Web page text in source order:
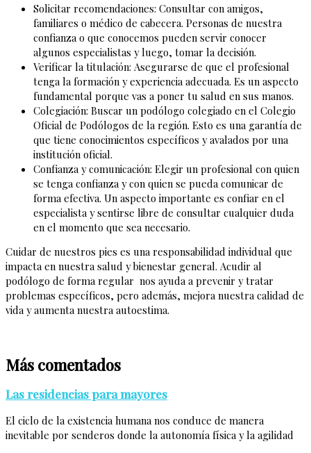
Solicitar recomendaciones: Consultar con amigos,
familiares o médico de cabecera. Personas de nuestra
confianza o que conocemos pueden servir conocer
algunos especialistas y luego, tomar la decisión.
Verificar la titulación: Asegurarse de que el profesional
tenga la formación y experiencia adecuada. Es un aspecto
fundamental porque vas a poner tu salud en sus manos.
Colegiación: Buscar un podólogo colegiado en el Colegio
Oficial de Podólogos de la región. Esto es una garantía de
que tiene conocimientos específicos y avalados por una
institución oficial.
Confianza y comunicación: Elegir un profesional con quien
se tenga confianza y con quien se pueda comunicar de
forma efectiva. Un aspecto importante es confiar en el
especialista y sentirse libre de consultar cualquier duda
en el momento que sea necesario.
Cuidar de nuestros pies es una responsabilidad individual que
impacta en nuestra salud y bienestar general. Acudir al
podólogo de forma regular nos ayuda a prevenir y tratar
problemas específicos, pero además, mejora nuestra calidad de
vida y aumenta nuestra autoestima.
Más comentados
Las residencias para mayores
El ciclo de la existencia humana nos conduce de manera
inevitable por senderos donde la autonomía física y la agilidad